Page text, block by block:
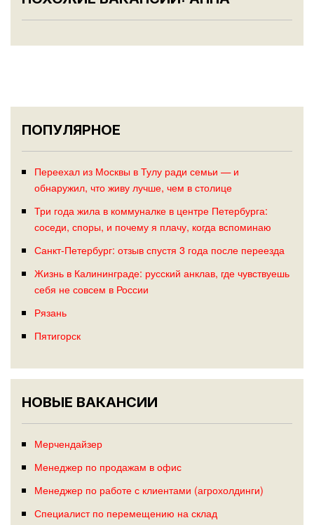
ПОПУЛЯРНОЕ
Переехал из Москвы в Тулу ради семьи — и
обнаружил, что живу лучше, чем в столице
Три года жила в коммуналке в центре Петербурга:
соседи, споры, и почему я плачу, когда вспоминаю
Санкт-Петербург: отзыв спустя 3 года после переезда
Жизнь в Калининграде: русский анклав, где чувствуешь
себя не совсем в России
Рязань
Пятигорск
НОВЫЕ ВАКАНСИИ
Мерчендайзер
Менеджер по продажам в офис
Менеджер по работе с клиентами (агрохолдинги)
Специалист по перемещению на склад